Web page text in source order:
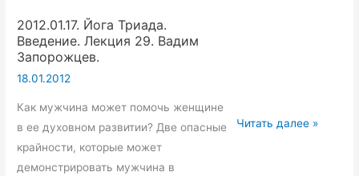
2012.01.17. Йога Триада.
Введение. Лекция 29. Вадим
Запорожцев.
18.01.2012
Как мужчина может помочь женщине
в ее духовном развитии? Две опасные
крайности, которые может
демонстрировать мужчина в
2012.01.17.
Читать далее »